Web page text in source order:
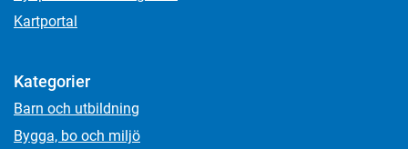
Kartportal
Kategorier
Barn och utbildning
Bygga, bo och miljö